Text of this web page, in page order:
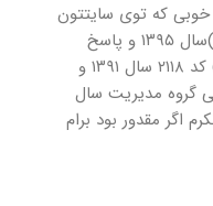
خوبی که توی سایتتون
قرار میدید سوالات و پاسخ (کد ۲۱۱۸)سال ۱۳۹۵ و پاسخ
سوالات گروه علوم انسانی (مدیریت) کد ۲۱۱۸ سال ۱۳۹۱ و
گروه مدیریت سال
پیدا نکرم اگر مقدور بود برام